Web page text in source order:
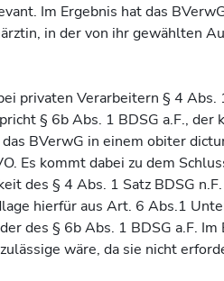
Im Ergebnis hat das
in der von ihr gewählten
privaten Verarbeitern § 4 Abs.
§ 6b Abs. 1 BDSG a.F., der
BVerwG in einem obiter
Es kommt dabei zu dem
des § 4 Abs. 1 Satz BDSG
hierfür aus Art. 6 Abs.1
des § 6b Abs. 1 BDSG a.F.
wäre, da sie nicht